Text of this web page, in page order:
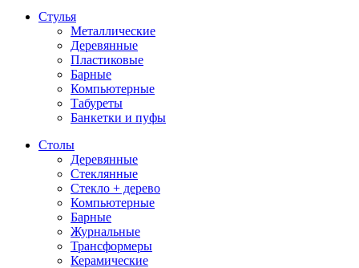
Стулья
Металлические
Деревянные
Пластиковые
Барные
Компьютерные
Табуреты
Банкетки и пуфы
Столы
Деревянные
Стеклянные
Стекло + дерево
Компьютерные
Барные
Журнальные
Трансформеры
Керамические